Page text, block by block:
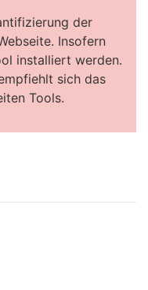
der
Insofern
installiert werden.
sich das
Tools.